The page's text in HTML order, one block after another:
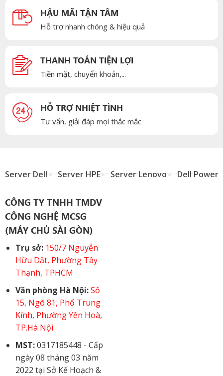
HẬU MÃI TẬN TÂM
Hỗ trợ nhanh chóng & hiệu quả
THANH TOÁN TIỆN LỢI
Tiền mặt, chuyển khoản,...
HỖ TRỢ NHIỆT TÌNH
Tư vấn, giải đáp mọi thắc mắc
Server Dell Server HPE Server Lenovo Dell
CÔNG TY TNHH TMDV
CÔNG NGHỆ MCSG
(MÁY CHỦ SÀI GÒN)
Trụ sở: 150/7 Nguyễn
Hữu Dật, Phường Tây
Thạnh, TPHCM
Văn phòng Hà Nội: Số
15, Ngõ 81, Phố Trung
Kính, Phường Yên Hoà,
TP.Hà Nội
MST:0317185448 - Cấp
ngày 08 tháng 03 năm
2022 tại Sở Kế Hoạch &